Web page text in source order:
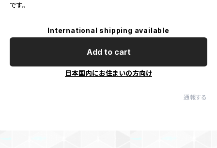
です。
International shipping available
Add to cart
日本国内にお住まいの方向け
通報する